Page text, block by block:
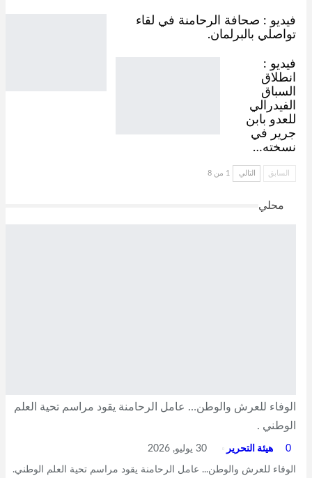
فيديو : صحافة الرحامنة في لقاء
تواصلي بالبرلمان.
فيديو :
انطلاق
السباق
الفيدرالي
للعدو بابن
جرير في
نسخته…
السابق التالي 1 من 8
محلي
الوفاء للعرش والوطن… عامل الرحامنة يقود مراسم تحية العلم
الوطني .
هيئة التحرير 30 يوليو, 2026
الوفاء للعرش والوطن... عامل الرحامنة يقود مراسم تحية العلم الوطني.